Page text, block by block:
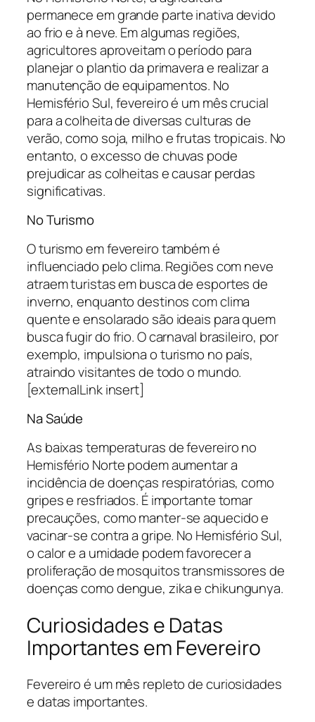
permanece em grande parte inativa devido
ao frio e à neve. Em algumas regiões,
agricultores aproveitam o período para
planejar o plantio da primavera e realizar a
manutenção de equipamentos. No
Hemisfério Sul, fevereiro é um mês crucial
para a colheita de diversas culturas de
verão, como soja, milho e frutas tropicais. No
entanto, o excesso de chuvas pode
prejudicar as colheitas e causar perdas
significativas.
No Turismo
O turismo em fevereiro também é
influenciado pelo clima. Regiões com neve
atraem turistas em busca de esportes de
inverno, enquanto destinos com clima
quente e ensolarado são ideais para quem
busca fugir do frio. O carnaval brasileiro, por
exemplo, impulsiona o turismo no país,
atraindo visitantes de todo o mundo.
[externalLink insert]
Na Saúde
As baixas temperaturas de fevereiro no
Hemisfério Norte podem aumentar a
incidência de doenças respiratórias, como
gripes e resfriados. É importante tomar
precauções, como manter-se aquecido e
vacinar-se contra a gripe. No Hemisfério Sul,
o calor e a umidade podem favorecer a
proliferação de mosquitos transmissores de
doenças como dengue, zika e chikungunya.
Curiosidades e Datas
Importantes em Fevereiro
Fevereiro é um mês repleto de curiosidades
e datas importantes.